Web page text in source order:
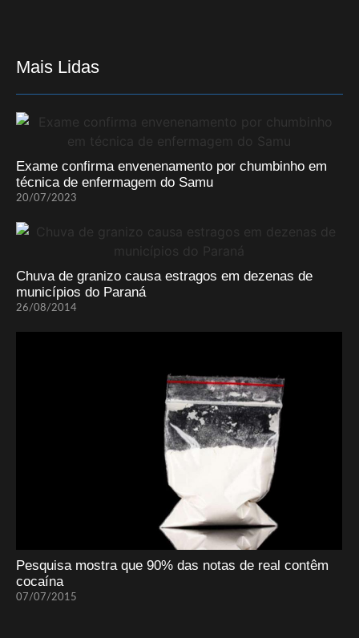
Mais Lidas
Exame confirma envenenamento por chumbinho em
técnica de enfermagem do Samu
20/07/2023
Chuva de granizo causa estragos em dezenas de
municípios do Paraná
26/08/2014
Pesquisa mostra que 90% das notas de real contêm
cocaína
07/07/2015